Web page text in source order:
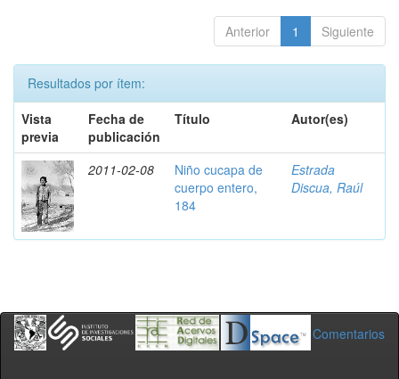
Anterior 1 Siguiente
Resultados por ítem:
Vista
previa
Fecha de
publicación
Título Autor(es)
2011-02-08
Niño cucapa de
cuerpo entero,
184
Estrada
Discua, Raúl
Comentarios